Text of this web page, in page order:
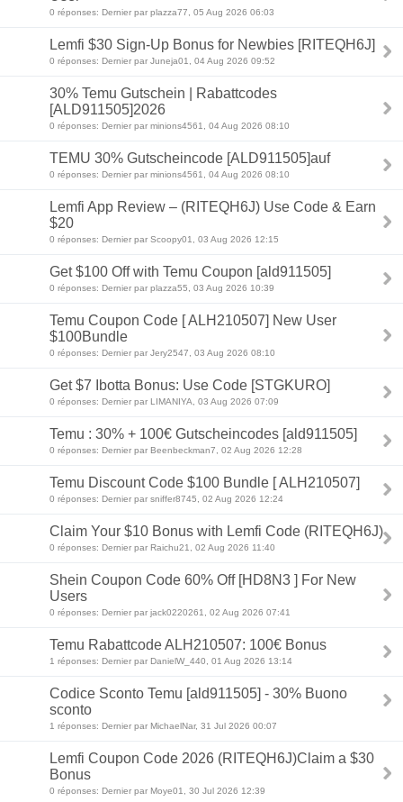
0 réponses: Dernier par plazza77, 05 Aug 2026 06:03
Lemfi $30 Sign-Up Bonus for Newbies [RITEQH6J]
0 réponses: Dernier par Juneja01, 04 Aug 2026 09:52
30% Temu Gutschein | Rabattcodes
[ALD911505]2026
0 réponses: Dernier par minions4561, 04 Aug 2026 08:10
TEMU 30% Gutscheincode [ALD911505]auf
0 réponses: Dernier par minions4561, 04 Aug 2026 08:10
Lemfi App Review – (RITEQH6J) Use Code & Earn
$20
0 réponses: Dernier par Scoopy01, 03 Aug 2026 12:15
Get $100 Off with Temu Coupon [ald911505]
0 réponses: Dernier par plazza55, 03 Aug 2026 10:39
Temu Coupon Code [ ALH210507] New User
$100Bundle
0 réponses: Dernier par Jery2547, 03 Aug 2026 08:10
Get $7 Ibotta Bonus: Use Code [STGKURO]
0 réponses: Dernier par LIMANIYA, 03 Aug 2026 07:09
Temu : 30% + 100€ Gutscheincodes [ald911505]
0 réponses: Dernier par Beenbeckman7, 02 Aug 2026 12:28
Temu Discount Code $100 Bundle [ ALH210507]
0 réponses: Dernier par sniffer8745, 02 Aug 2026 12:24
Claim Your $10 Bonus with Lemfi Code (RITEQH6J)
0 réponses: Dernier par Raichu21, 02 Aug 2026 11:40
Shein Coupon Code 60% Off [HD8N3 ] For New
Users
0 réponses: Dernier par jack0220261, 02 Aug 2026 07:41
Temu Rabattcode ALH210507: 100€ Bonus
1 réponses: Dernier par DanielW_440, 01 Aug 2026 13:14
Codice Sconto Temu [ald911505] - 30% Buono
sconto
1 réponses: Dernier par MichaelNar, 31 Jul 2026 00:07
Lemfi Coupon Code 2026 (RITEQH6J)Claim a $30
Bonus
0 réponses: Dernier par Moye01, 30 Jul 2026 12:39